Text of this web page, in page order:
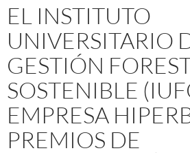
EL INSTITUTO
UNIVERSITARIO
GESTIÓN
SOSTENIBLE
EMPRESA
PREMIOS DE